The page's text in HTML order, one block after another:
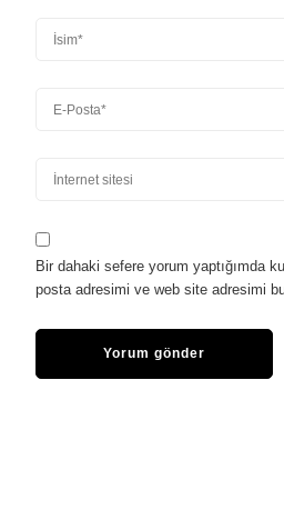
Bir dahaki sefere yorum yaptığımda
posta adresimi ve web site adresimi